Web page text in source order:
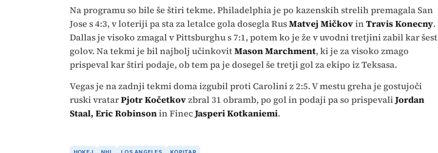
Na programu so bile še štiri tekme. Philadelphia je po kazenskih strelih premagala San
Jose s 4:3, v loteriji pa sta za letalce gola dosegla RusMatvej MičkovinTravis Konecny.
Dallas je visoko zmagal v Pittsburghu s 7:1, potem ko je že v uvodni tretjini zabil kar šest
golov. Na tekmi je bil najbolj učinkovitMason Marchment, ki je za visoko zmago
prispeval kar štiri podaje, ob tem pa je dosegel še tretji gol za ekipo iz Teksasa.
Vegas je na zadnji tekmi doma izgubil proti Carolini z 2:5. V mestu greha je gostujoči
ruski vratarPjotr Kočetkovzbral 31 obramb, po gol in podaji pa so prispevaliJordan
Staal, Eric Robinsonin FinecJasperi Kotkaniemi.